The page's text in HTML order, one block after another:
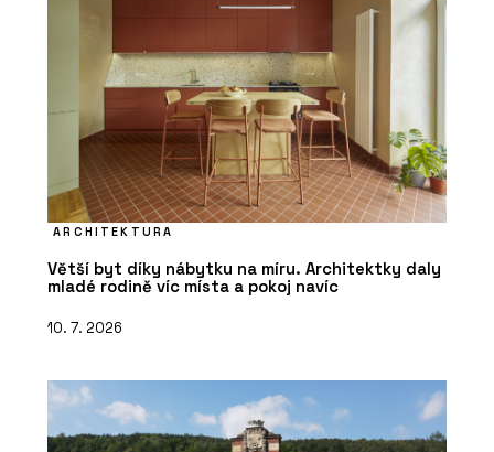
ARCHITEKTURA
Větší byt díky nábytku na míru. Architektky daly
mladé rodině víc místa a pokoj navíc
10. 7. 2026